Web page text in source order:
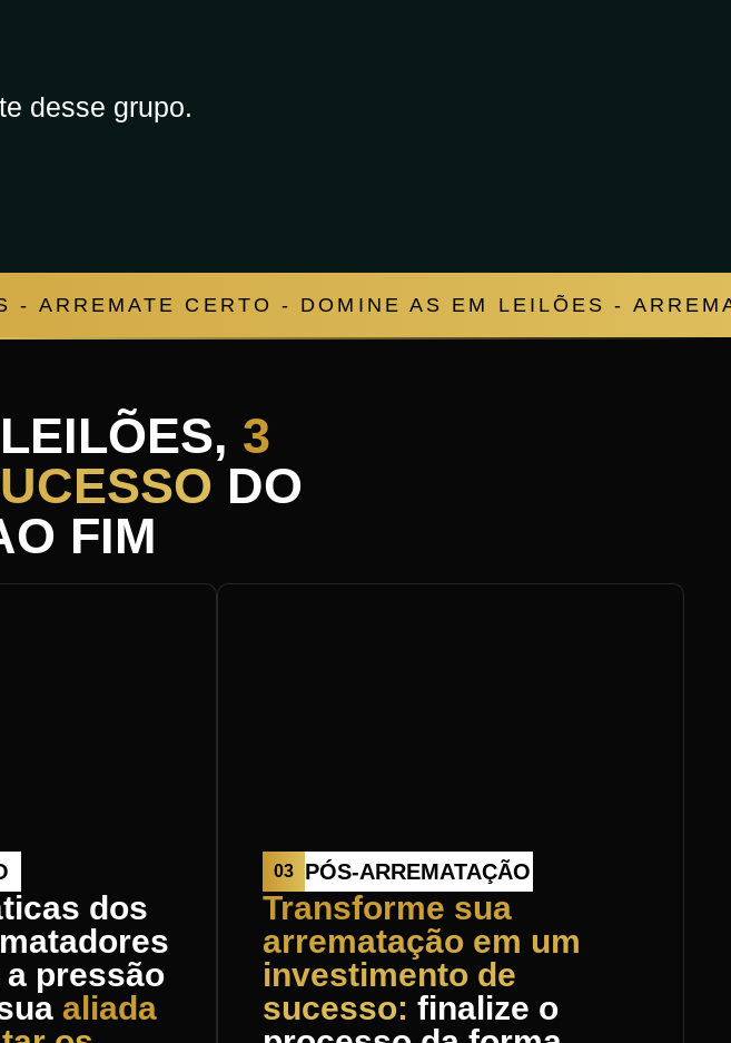
desse grupo.
ARREMATE CERTO - DOMINE AS EM LEILÕES -
3
DO
FIM
dos
pressão
aliada
03 PÓS-ARREMATAÇÃO
Transforme sua
arrematação em um
investimento de
sucesso: finalize o